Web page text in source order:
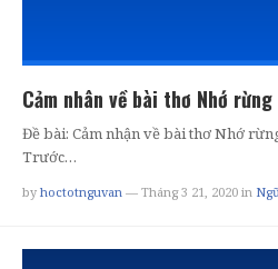
Cảm nhân về bài thơ Nhớ
Đề bài: Cảm nhận về bài thơ Nhớ
Trước…
by hoctotnguvan — Tháng 3 21, 2020 in